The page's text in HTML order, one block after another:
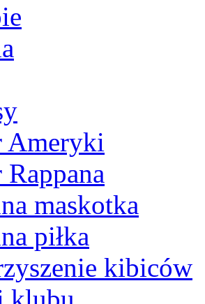
Ameryki
Rappana
maskotka
piłka
kibiców